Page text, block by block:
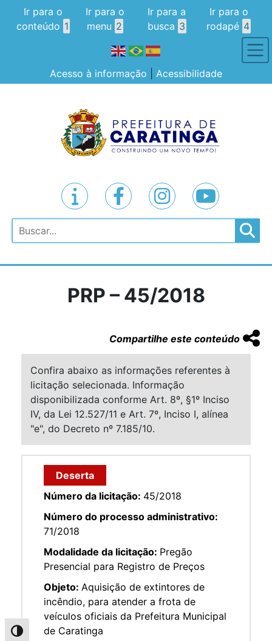
Alternar alto contraste
Ir para o
conteúdo 1
Ir para o
menu 2
Ir para a
busca 3
Ir para o
rodapé 4
Acesso à informação Acessibilidade
Pesquisar
PRP – 45/2018
Compartilhe este conteúdo
Confira abaixo as informações referentes à
licitação selecionada. Informação
disponibilizada conforme Art. 8º, §1º Inciso
IV, da Lei 12.527/11 e Art. 7º, Inciso I, alínea
"e", do Decreto nº 7.185/10.
Deserta
Número da licitação: 45/2018
Número do processo administrativo:
71/2018
Modalidade da licitação: Pregão
Presencial para Registro de Preços
Objeto: Aquisição de extintores de
incêndio, para atender a frota de
veículos oficiais da Prefeitura Municipal
de Caratinga